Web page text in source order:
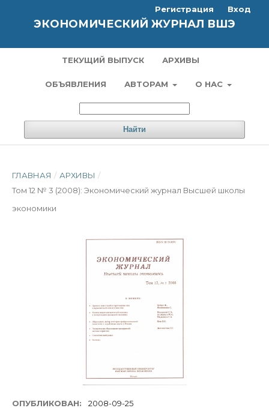
ЭКОНОМИЧЕСКИЙ ЖУРНАЛ ВШЭ
ТЕКУЩИЙ ВЫПУСК АРХИВЫ
ОБЪЯВЛЕНИЯ АВТОРАМ О НАС
Найти
Регистрация Вход
ГЛАВНАЯ / АРХИВЫ /
Том 12 № 3 (2008): Экономический журнал Высшей школы
экономики
ОПУБЛИКОВАН: 2008-09-25